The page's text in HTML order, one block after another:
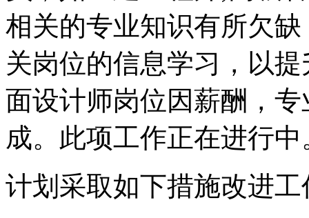
相关的专业知识有所欠
关岗位的信息学习，以
面设计师岗位因薪酬，
成。此项工作正在进行中
计划采取如下措施改进工